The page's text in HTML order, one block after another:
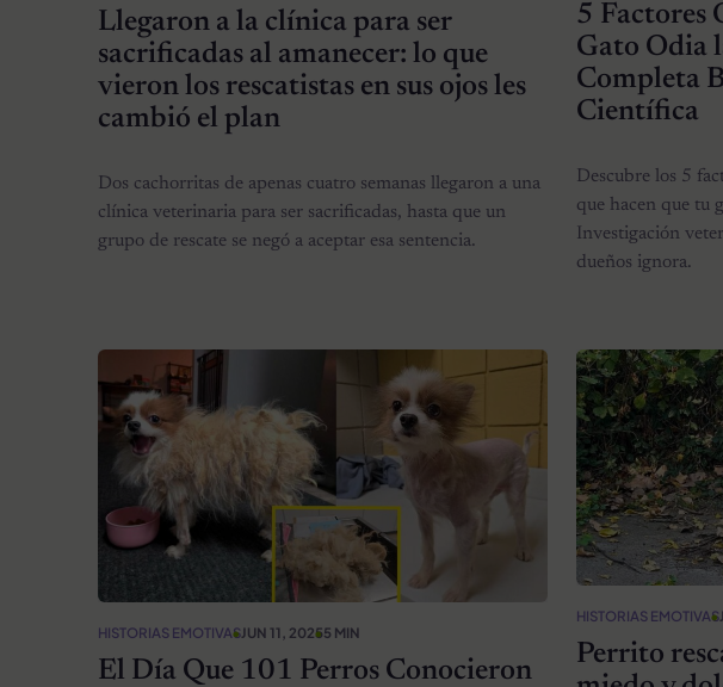
Llegaron a la clínica para ser
sacrificadas al amanecer: lo que
vieron los rescatistas en sus ojos les
cambió el plan
Dos cachorritas de apenas cuatro semanas llegaron a una
clínica veterinaria para ser sacrificadas, hasta que un
grupo de rescate se negó a aceptar esa sentencia.
5 Factores
Gato Odia
Completa
Científica
Descubre los 5
que hacen que tu
Investigación
dueños ignora.
HISTORIAS EMOTIVASJUN 11, 20255 MIN
El Día Que 101 Perros Conocieron
HISTORIAS EMOTIVAS
Perrito